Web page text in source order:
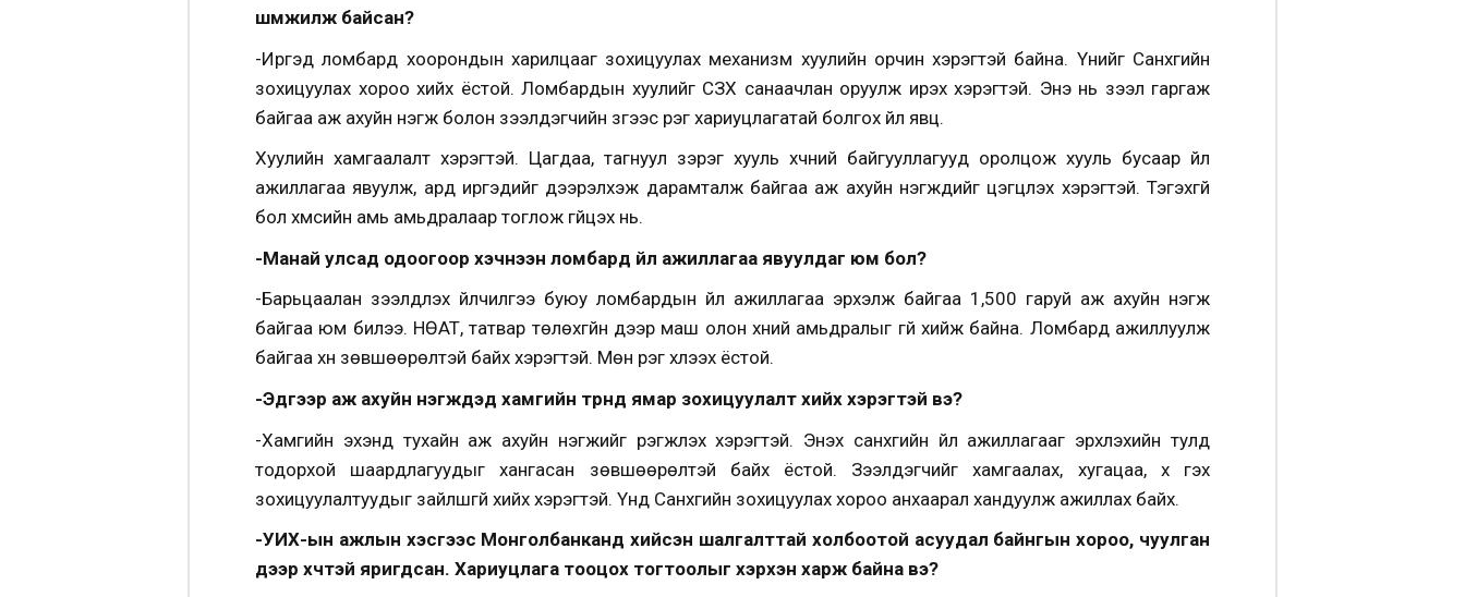
шүүмжилж байсан?
-Иргэд ломбард хоорондын харилцааг зохицуулах механизм хуулийн орчин хэрэгтэй байна. Үүнийг Санхүүгийн
зохицуулах хороо хийх ёстой. Ломбардын хуулийг СЗХ санаачлан оруулж ирэх хэрэгтэй. Энэ нь зээл гаргаж
байгаа аж ахуйн нэгж болон зээлдэгчийн зүгээс үүрэг хариуцлагатай болгох үйл явц.
Хуулийн хамгаалалт хэрэгтэй. Цагдаа, тагнуул зэрэг хууль хүчний байгууллагууд оролцож хууль бусаар үйл
ажиллагаа явуулж, ард иргэдийг дээрэлхэж дарамталж байгаа аж ахуйн нэгжүүдийг цэгцлэх хэрэгтэй. Тэгэхгүй
бол хүмүүсийн амь амьдралаар тоглож гүйцэх нь.
-Манай улсад одоогоор хэчнээн ломбард үйл ажиллагаа явуулдаг юм бол?
-Барьцаалан зээлдүүлэх үйлчилгээ буюу ломбардын үйл ажиллагаа эрхэлж байгаа 1,500 гаруй аж ахуйн нэгж
байгаа юм билээ. НӨАТ, татвар төлөхгүйн дээр маш олон хүний амьдралыг үгүй хийж байна. Ломбард ажиллуулж
байгаа хүн зөвшөөрөлтэй байх хэрэгтэй. Мөн үүрэг хүлээх ёстой.
-Эдгээр аж ахуйн нэгжүүдэд хамгийн түрүүнд ямар зохицуулалт хийх хэрэгтэй вэ?
-Хамгийн эхэнд тухайн аж ахуйн нэгжийг үүрэгжүүлэх хэрэгтэй. Энэхүү санхүүгийн үйл ажиллагааг эрхлэхийн тулд
тодорхой шаардлагуудыг хангасан зөвшөөрөлтэй байх ёстой. Зээлдэгчийг хамгаалах, хугацаа, хүү гэх
зохицуулалтуудыг зайлшгүй хийх хэрэгтэй. Үүнд Санхүүгийн зохицуулах хороо анхаарал хандуулж ажиллах байх.
-УИХ-ын ажлын хэсгээс Монголбанканд хийсэн шалгалттай холбоотой асуудал байнгын хороо, чуулган
дээр хүчтэй яригдсан. Хариуцлага тооцох тогтоолыг хэрхэн харж байна вэ?